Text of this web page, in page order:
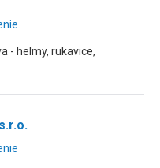
- helmy, rukavice,